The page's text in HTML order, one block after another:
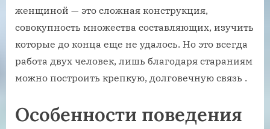
женщиной — это сложная конструкция,
совокупность множества составляющих, изучить
которые до конца еще не удалось. Но это всегда
работа двух человек, лишь благодаря стараниям
можно построить крепкую, долговечную связь .
Особенности поведения